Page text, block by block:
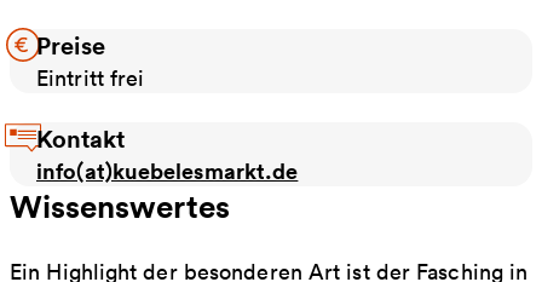
Preise
Eintritt frei
Kontakt
info(at)kuebelesmarkt.de
Wissenswertes
Ein Highlight der besonderen Art ist der Fasching in